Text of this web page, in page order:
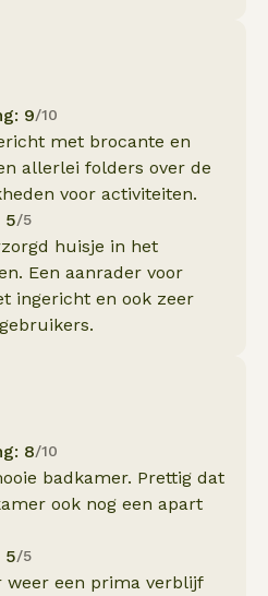
9/10
met brocante en
allerlei folders over de
voor activiteiten.
5/5
huisje in het
Een aanrader voor
ingericht en ook zeer
8/10
badkamer. Prettig dat
ook nog een apart
5/5
weer een prima verblijf